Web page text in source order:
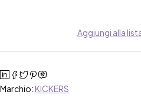
Aggiungi alla
Marchio: KICKERS